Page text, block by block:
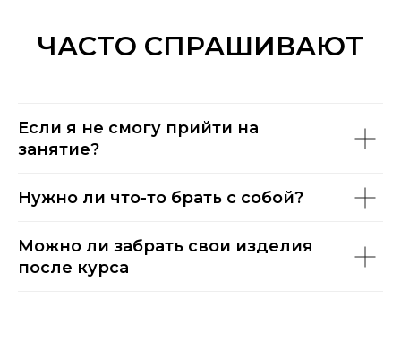
ЧАСТО СПРАШИВАЮТ
Если я не смогу прийти на
занятие?
Нужно ли что-то брать с собой?
Можно ли забрать свои изделия
после курса